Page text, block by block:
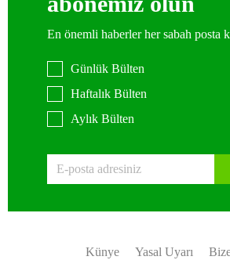
En önemli haberler her sabah posta
Günlük Bülten
Haftalık Bülten
Aylık Bülten
Künye Yasal Uyarı